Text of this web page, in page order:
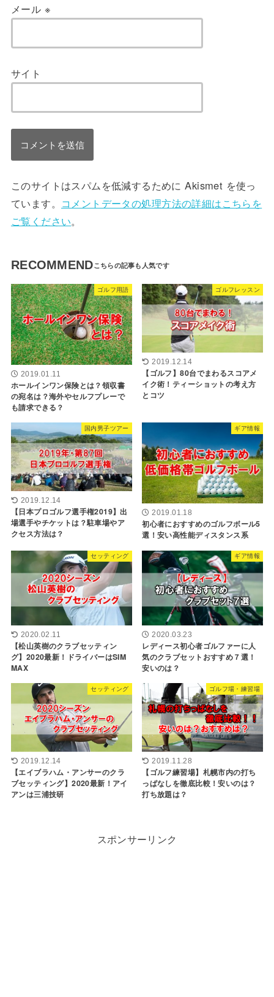
メール ※
サイト
このサイトはスパムを低減するために Akismet を使っ
ています。 コメントデータの処理方法の詳細はこちらを
ご覧ください。
RECOMMEND
ゴルフ用語
2019.01.11
ホールインワン保険とは？領収書
の宛名は？海外やセルフプレーで
も請求できる？
ゴルフレッスン
2019.12.14
【ゴルフ】80台でまわるスコアメ
イク術！ティーショットの考え方
とコツ
国内男子ツアー
2019.12.14
【日本プロゴルフ選手権2019】出
場選手やチケットは？駐車場やア
クセス方法は？
ギア情報
2019.01.18
初心者におすすめのゴルフボール5
選！安い高性能ディスタンス系
セッティング
2020.02.11
【松山英樹のクラブセッティン
グ】2020最新！ドライバーはSIM
MAX
ギア情報
2020.03.23
レディース初心者ゴルファーに人
気のクラブセットおすすめ７選！
安いのは？
セッティング
2019.12.14
【エイブラハム・アンサーのクラ
ブセッティング】2020最新！アイ
アンは三浦技研
ゴルフ場・練習場
2019.11.28
【ゴルフ練習場】札幌市内の打ち
っぱなしを徹底比較！安いのは？
打ち放題は？
スポンサーリンク